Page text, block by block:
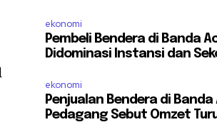
ekonomi
Pembeli Bendera di Banda
Didominasi Instansi dan
ekonomi
Penjualan Bendera di Banda
Pedagang Sebut Omzet